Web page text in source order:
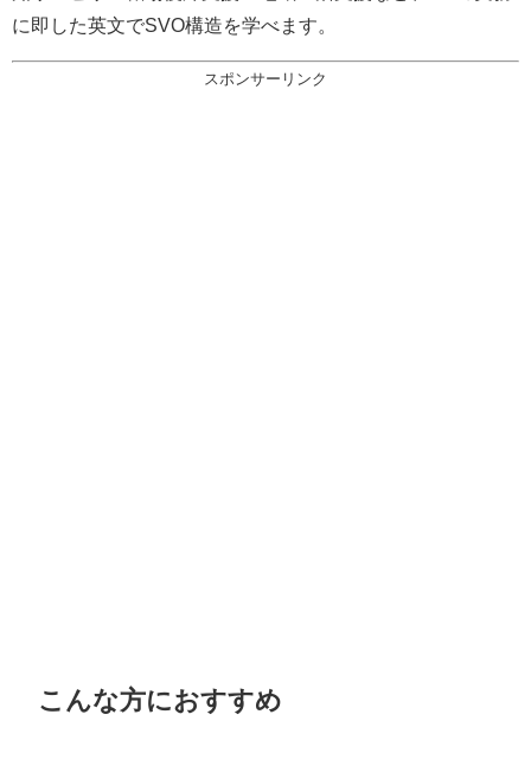
に即した英文でSVO構造を学べます。
スポンサーリンク
こんな方におすすめ